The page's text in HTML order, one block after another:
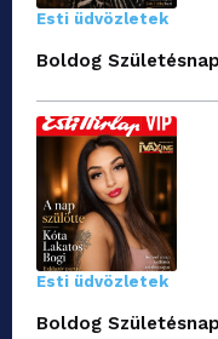
Esti üdvözletek
Boldog
Esti üdvözletek
Boldog